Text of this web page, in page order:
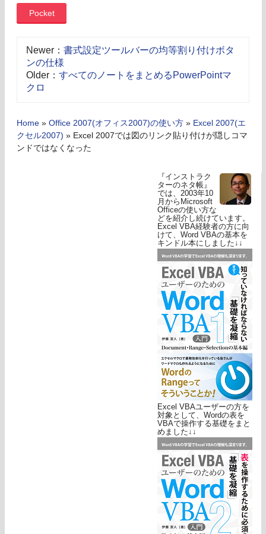
Pocket
Newer： 書式設定ツールバーの均等割り付けボタ
ンの仕様
Older： すべてのノートをまとめるPowerPointマ
クロ
Home » Office 2007(オフィス2007)の使い方 » Excel 2007(エ
クセル2007) » Excel 2007では図のリンク貼り付けが隠しコマ
ンドではなくなった
『インストラク
ターのネタ帳』
では、2003年10
月からMicrosoft
Officeの使い方な
どを紹介し続けています。
Excel VBA経験者の方に向
けて、Word VBAの基本を
キンドル本にしました↓↓
Excel VBAユーザーの方を
対象として、Wordの表を
VBAで操作する基礎をまと
めました↓↓